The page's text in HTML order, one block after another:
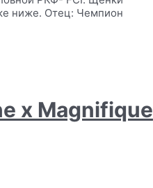
ниже. Отец: Чемпион
x Magnifique